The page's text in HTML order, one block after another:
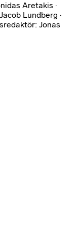
Aretakis ·
Lundberg ·
Jonas